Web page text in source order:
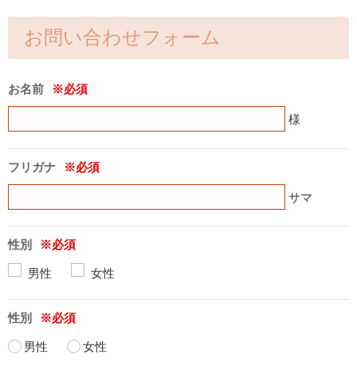
お問い合わせフォーム
お名前
様
フリガナ
サマ
性別
男性
女性
性別
男性
女性